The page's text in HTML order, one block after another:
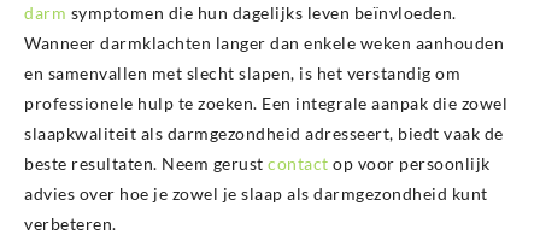
darm symptomen die hun dagelijks leven beïnvloeden.
Wanneer darmklachten langer dan enkele weken aanhouden
en samenvallen met slecht slapen, is het verstandig om
professionele hulp te zoeken. Een integrale aanpak die zowel
slaapkwaliteit als darmgezondheid adresseert, biedt vaak de
beste resultaten. Neem gerust contact op voor persoonlijk
advies over hoe je zowel je slaap als darmgezondheid kunt
verbeteren.